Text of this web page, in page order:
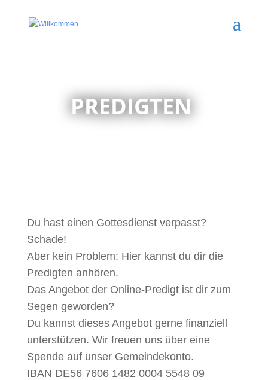
PREDIGTEN
Du hast einen Gottesdienst verpasst?
Schade!
Aber kein Problem: Hier kannst du dir die
Predigten anhören.
Das Angebot der Online-Predigt ist dir zum
Segen geworden?
Du kannst dieses Angebot gerne finanziell
unterstützen. Wir freuen uns über eine
Spende auf unser Gemeindekonto.
IBAN DE56 7606 1482 0004 5548 09